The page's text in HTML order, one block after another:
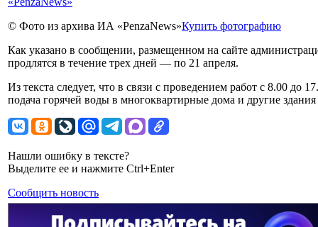
© Фото из архива ИА «PenzaNews»Купить фотографию
Как указано в сообщении, размещенном на сайте
продлятся в течение трех дней — по 21 апреля.
Из текста следует, что в связи с проведением работ с 8.00 до
подача горячей воды в многоквартирные дома и другие здания
Нашли ошибку в тексте?
Выделите ее и нажмите Ctrl+Enter
Сообщить новость